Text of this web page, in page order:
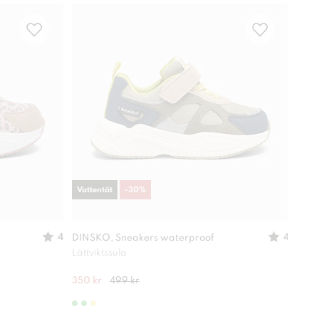
4 DINSKO, Sneakers waterproof
4
Lättviktssula
350 kr 499 kr
Vattentät -30%